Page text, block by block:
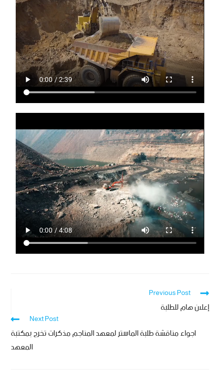
Previous Post
إعلان هام للطلبة
Next Post
اجواء مناقشة طلبة الماستر لمعهد المناجم مذكرات تخرج بمكتبة
المعهد